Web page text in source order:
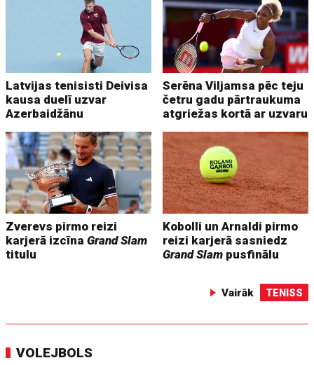
Latvijas tenisisti Deivisa
kausa duelī uzvar
Azerbaidžānu
Serēna Viljamsa pēc teju
četru gadu pārtraukuma
atgriežas kortā ar uzvaru
Zverevs pirmo reizi
karjerā izcīnaGrand Slam
titulu
Kobolli un Arnaldi pirmo
reizi karjerā sasniedz
Grand Slam pusfinālu
Vairāk TENISS
VOLEJBOLS